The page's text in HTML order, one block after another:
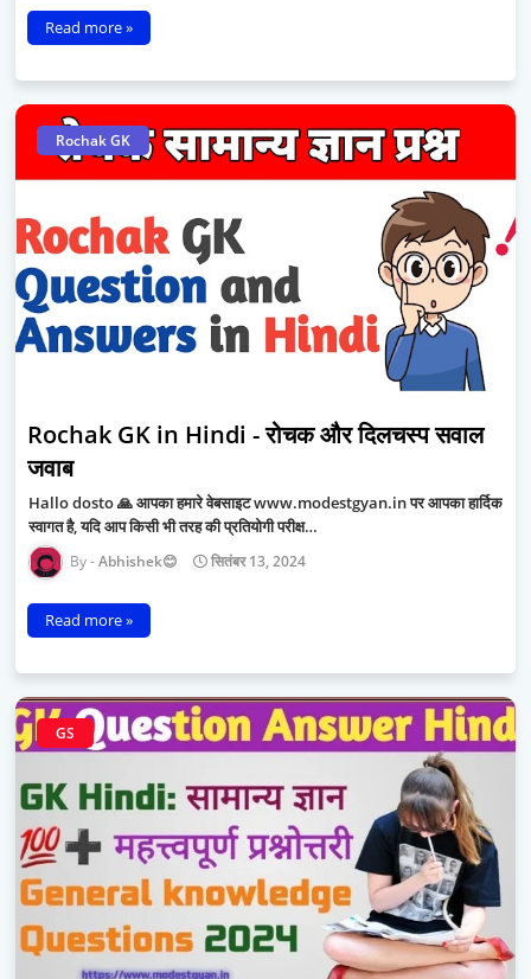
Read more »
Rochak GK
Rochak GK in Hindi - रोचक और दिलचस्प सवाल
जवाब
Hallo dosto 🙏 आपका हमारे वेबसाइट www.modestgyan.in पर आपका हार्दिक
स्वागत है, यदि आप किसी भी तरह की प्रतियोगी परीक्ष…
Abhishek😊 सितंबर 13, 2024
Read more »
GS